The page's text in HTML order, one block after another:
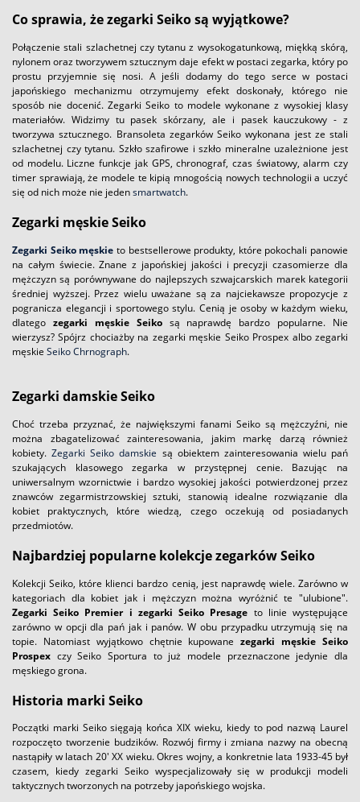
Co sprawia, że zegarki Seiko są wyjątkowe?
Połączenie stali szlachetnej czy tytanu z wysokogatunkową, miękką skórą,
nylonem oraz tworzywem sztucznym daje efekt w postaci zegarka, który po
prostu przyjemnie się nosi. A jeśli dodamy do tego serce w postaci
japońskiego mechanizmu otrzymujemy efekt doskonały, którego nie
sposób nie docenić. Zegarki Seiko to modele wykonane z wysokiej klasy
materiałów. Widzimy tu pasek skórzany, ale i pasek kauczukowy - z
tworzywa sztucznego. Bransoleta zegarków Seiko wykonana jest ze stali
szlachetnej czy tytanu. Szkło szafirowe i szkło mineralne uzależnione jest
od modelu. Liczne funkcje jak GPS, chronograf, czas światowy, alarm czy
timer sprawiają, że modele te kipią mnogością nowych technologii a uczyć
się od nich może nie jedensmartwatch.
Zegarki męskie Seiko
Zegarki Seiko męskie to bestsellerowe produkty, które pokochali panowie
na całym świecie. Znane z japońskiej jakości i precyzji czasomierze dla
mężczyzn są porównywane do najlepszych szwajcarskich marek kategorii
średniej wyższej. Przez wielu uważane są za najciekawsze propozycje z
pogranicza elegancji i sportowego stylu. Cenią je osoby w każdym wieku,
dlatego zegarki męskie Seikosą naprawdę bardzo popularne. Nie
wierzysz? Spójrz chociażby na zegarki męskie Seiko Prospex albo zegarki
męskie Seiko Chrnograph.
Zegarki damskie Seiko
Choć trzeba przyznać, że największymi fanami Seiko są mężczyźni, nie
można zbagatelizować zainteresowania, jakim markę darzą również
kobiety.Zegarki Seiko damskie są obiektem zainteresowania wielu pań
szukających klasowego zegarka w przystępnej cenie. Bazując na
uniwersalnym wzornictwie i bardzo wysokiej jakości potwierdzonej przez
znawców zegarmistrzowskiej sztuki, stanowią idealne rozwiązanie dla
kobiet praktycznych, które wiedzą, czego oczekują od posiadanych
przedmiotów.
Najbardziej popularne kolekcje zegarków Seiko
Kolekcji Seiko, które klienci bardzo cenią, jest naprawdę wiele. Zarówno w
kategoriach dla kobiet jak i mężczyzn można wyróżnić te "ulubione".
Zegarki Seiko Premier i zegarki Seiko Presage to linie występujące
zarówno w opcji dla pań jak i panów. W obu przypadku utrzymują się na
topie. Natomiast wyjątkowo chętnie kupowanezegarki męskie Seiko
Prospex czy Seiko Sportura to już modele przeznaczone jedynie dla
męskiego grona.
Historia marki Seiko
Początki marki Seiko sięgają końca XIX wieku, kiedy to pod nazwą Laurel
rozpoczęto tworzenie budzików. Rozwój firmy i zmiana nazwy na obecną
nastąpiły w latach 20' XX wieku. Okres wojny, a konkretnie lata 1933-45 był
czasem, kiedy zegarki Seiko wyspecjalizowały się w produkcji modeli
taktycznych tworzonych na potrzeby japońskiego wojska.